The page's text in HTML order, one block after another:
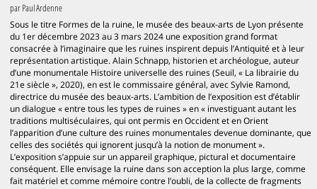
parPaul Ardenne
Sous le titre Formes de la ruine, le musée des beaux-arts de Lyon présente
du 1er décembre 2023 au 3 mars 2024 une exposition grand format
consacrée à l’imaginaire que les ruines inspirent depuis l’Antiquité et à leur
représentation artistique. Alain Schnapp, historien et archéologue, auteur
d’une monumentale Histoire universelle des ruines (Seuil, « La librairie du
21e siècle », 2020), en est le commissaire général, avec Sylvie Ramond,
directrice du musée des beaux-arts. L’ambition de l’exposition est d’établir
un dialogue « entre tous les types de ruines » en « investiguant autant les
traditions multiséculaires, qui ont permis en Occident et en Orient
l’apparition d’une culture des ruines monumentales devenue dominante, que
celles des sociétés qui ignorent jusqu’à la notion de monument ».
L’exposition s’appuie sur un appareil graphique, pictural et documentaire
conséquent. Elle envisage la ruine dans son acception la plus large, comme
fait matériel et comme mémoire contre l’oubli, de la collecte de fragments